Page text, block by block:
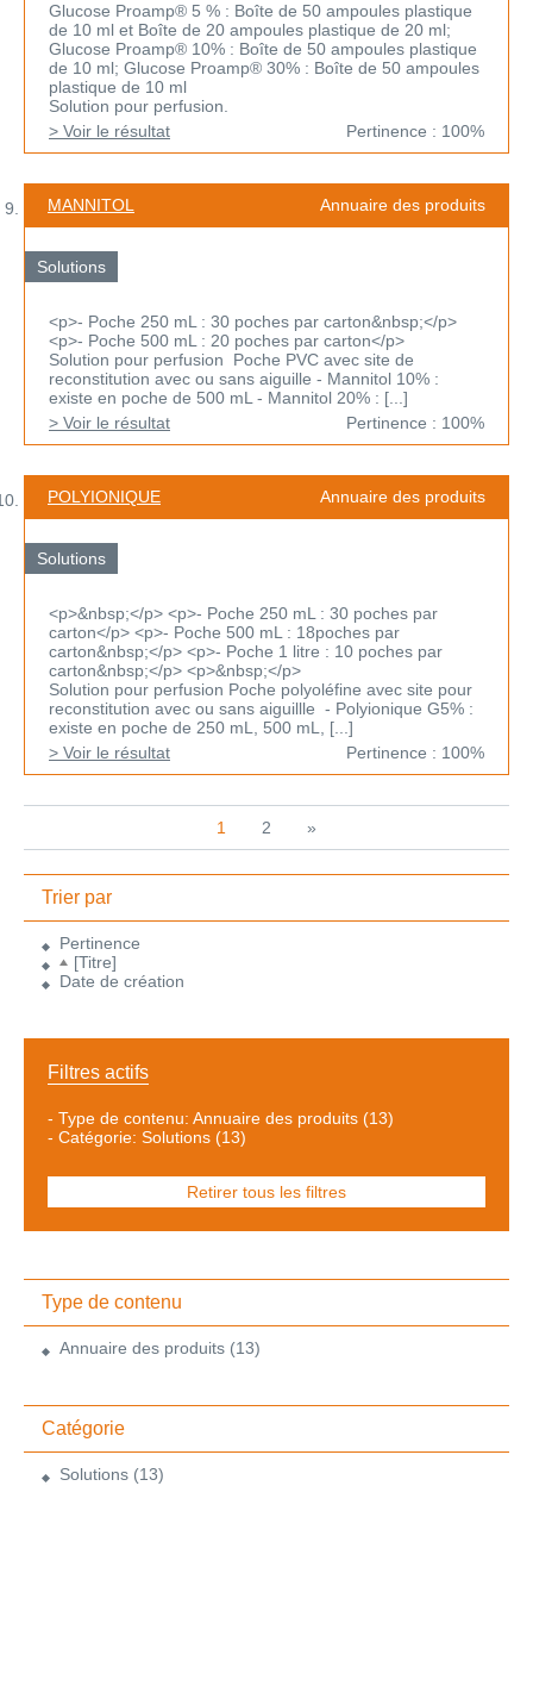
Glucose Proamp® 5 % : Boîte de 50 ampoules plastique
de 10 ml et Boîte de 20 ampoules plastique de 20 ml;
Glucose Proamp® 10% : Boîte de 50 ampoules plastique
de 10 ml; Glucose Proamp® 30% : Boîte de 50 ampoules
plastique de 10 ml
Solution pour perfusion.
> Voir le résultat
Pertinence : 100%
MANNITOL Annuaire des produits
Solutions
<p>- Poche 250 mL : 30 poches par carton&nbsp;</p>
<p>- Poche 500 mL : 20 poches par carton</p>
Solution pour perfusion Poche PVC avec site de
reconstitution avec ou sans aiguille - Mannitol 10% :
existe en poche de 500 mL - Mannitol 20% : [...]
> Voir le résultat
Pertinence : 100%
POLYIONIQUE Annuaire des produits
Solutions
<p>&nbsp;</p> <p>- Poche 250 mL : 30 poches par
carton</p> <p>- Poche 500 mL : 18poches par
carton&nbsp;</p> <p>- Poche 1 litre : 10 poches par
carton&nbsp;</p> <p>&nbsp;</p>
Solution pour perfusion Poche polyoléfine avec site pour
reconstitution avec ou sans aiguillle - Polyionique G5% :
existe en poche de 250 mL, 500 mL, [...]
> Voir le résultat
Pertinence : 100%
1 2 »
Trier par
Pertinence
[Titre]
Date de création
Filtres actifs
- Type de contenu: Annuaire des produits (13)
- Catégorie: Solutions (13)
Retirer tous les filtres
Type de contenu
Annuaire des produits (13)
Catégorie
Solutions (13)